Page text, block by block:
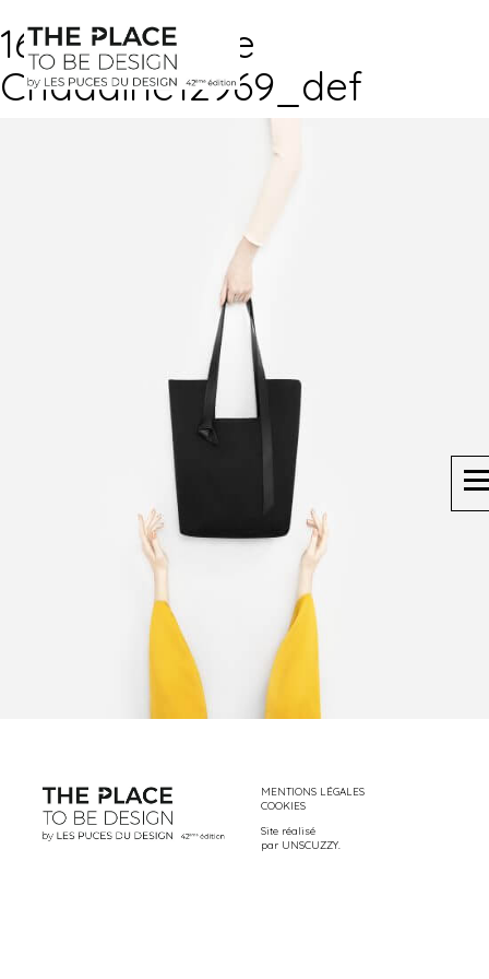
161217_Aurelie
Chadaine12969_def
MENTIONS LÉGALES
COOKIES
Site réalisé
par UNSCUZZY